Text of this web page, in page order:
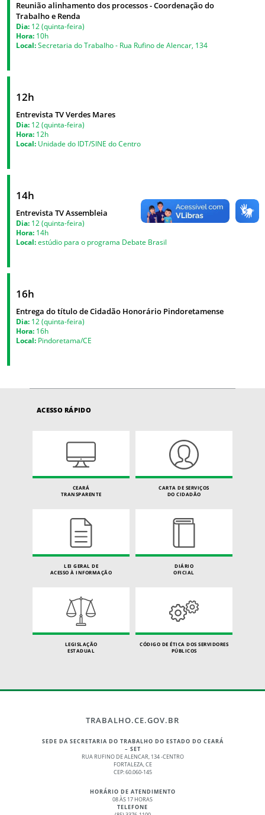
Reunião alinhamento dos processos - Coordenação do
Trabalho e Renda
Dia: 12 (quinta-feira)
Hora: 10h
Local:Secretaria do Trabalho - Rua Rufino de Alencar, 134
12h
Entrevista TV Verdes Mares
Dia: 12 (quinta-feira)
Hora: 12h
Local: Unidade do IDT/SINE do Centro
14h
Entrevista TV Assembleia
Dia: 12 (quinta-feira)
Hora: 14h
Local:estúdio para o programa Debate Brasil
16h
Entrega do título de Cidadão Honorário Pindoretamense
Dia: 12 (quinta-feira)
Hora: 16h
Local: Pindoretama/CE
ACESSO RÁPIDO
CEARÁ
TRANSPARENTE
CARTA DE SERVIÇOS
DO CIDADÃO
LEI GERAL DE
ACESSO À INFORMAÇÃO
DIÁRIO
OFICIAL
LEGISLAÇÃO
ESTADUAL
CÓDIGO DE ÉTICA DOS SERVIDORES
PÚBLICOS
TRABALHO.CE.GOV.BR
SEDE DA SECRETARIA DO TRABALHO DO ESTADO DO CEARÁ
– SET
RUA RUFINO DE ALENCAR, 134 -CENTRO
FORTALEZA, CE
CEP: 60.060-145
HORÁRIO DE ATENDIMENTO
08 ÀS 17 HORAS
TELEFONE